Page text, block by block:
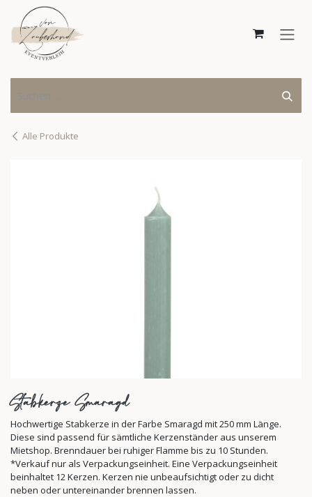
Zum Inhalt springen
Alle Produkte
Stabkerze Smaragd
Hochwertige Stabkerze in der Farbe Smaragd mit 250 mm Länge.
Diese sind passend für sämtliche Kerzenständer aus unserem
Mietshop. Brenndauer bei ruhiger Flamme bis zu 10 Stunden.
*Verkauf nur als Verpackungseinheit. Eine Verpackungseinheit
beinhaltet 12 Kerzen. Kerzen nie unbeaufsichtigt oder zu dicht
neben oder untereinander brennen lassen.